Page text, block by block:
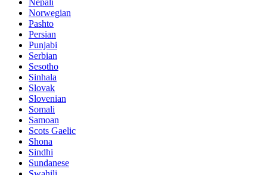
Norwegian
Pashto
Persian
Punjabi
Serbian
Sesotho
Sinhala
Slovak
Slovenian
Somali
Samoan
Scots Gaelic
Shona
Sindhi
Sundanese